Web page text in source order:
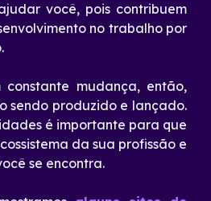
você, pois contribuem
no trabalho por
mudança, então,
sendo produzido e lançado.
é importante para que
da sua profissão e
se encontra.